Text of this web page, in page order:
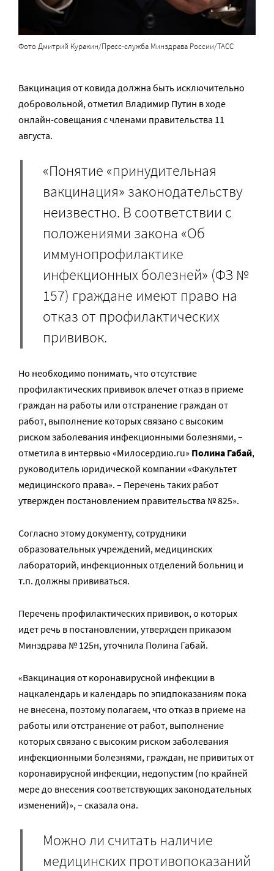
Фото Дмитрий Куракин/Пресс-служба Минздрава России/ТАСС
Вакцинация от ковида должна быть исключительно
добровольной, отметил Владимир Путин в ходе
онлайн-совещания с членами правительства 11
августа.
«Понятие «принудительная
вакцинация» законодательству
неизвестно. В соответствии с
положениями закона «Об
иммунопрофилактике
инфекционных болезней» (ФЗ №
157) граждане имеют право на
отказ от профилактических
прививок.
Но необходимо понимать, что отсутствие
профилактических прививок влечет отказ в приеме
граждан на работы или отстранение граждан от
работ, выполнение которых связано с высоким
риском заболевания инфекционными болезнями, –
отметила в интервью «Милосердию.ru» Полина Габай,
руководитель юридической компании «Факультет
медицинского права». – Перечень таких работ
утвержден постановлением правительства № 825».
Согласно этому документу, сотрудники
образовательных учреждений, медицинских
лабораторий, инфекционных отделений больниц и
т.п. должны прививаться.
Перечень профилактических прививок, о которых
идет речь в постановлении, утвержден приказом
Минздрава № 125н, уточнила Полина Габай.
«Вакцинация от коронавирусной инфекции в
нацкалендарь и календарь по эпидпоказаниям пока
не внесена, поэтому полагаем, что отказ в приеме на
работы или отстранение от работ, выполнение
которых связано с высоким риском заболевания
инфекционными болезнями, граждан, не привитых от
коронавирусной инфекции, недопустим (по крайней
мере до внесения соответствующих законодательных
изменений)», – сказала она.
Можно ли считать наличие
медицинских противопоказаний